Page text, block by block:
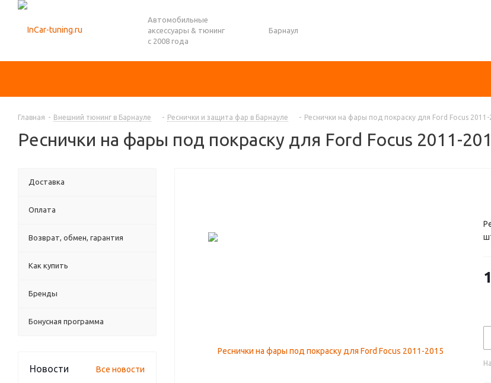
Автомобильные
аксессуары & тюнинг
с 2008 года
Барнаул
Главная - Внешний тюнинг в Барнауле - Реснички и защита фар в Барнауле - Реснички на фары под покраску для Ford Focus 2011-
Реснички на фары под покраску для Ford Focus 2011-
Доставка
Оплата
Возврат, обмен, гарантия
Как купить
Бренды
Бонусная программа
Новости Все новости